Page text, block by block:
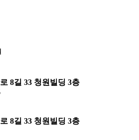
8길 33 청원빌딩 3층
8길 33 청원빌딩 3층